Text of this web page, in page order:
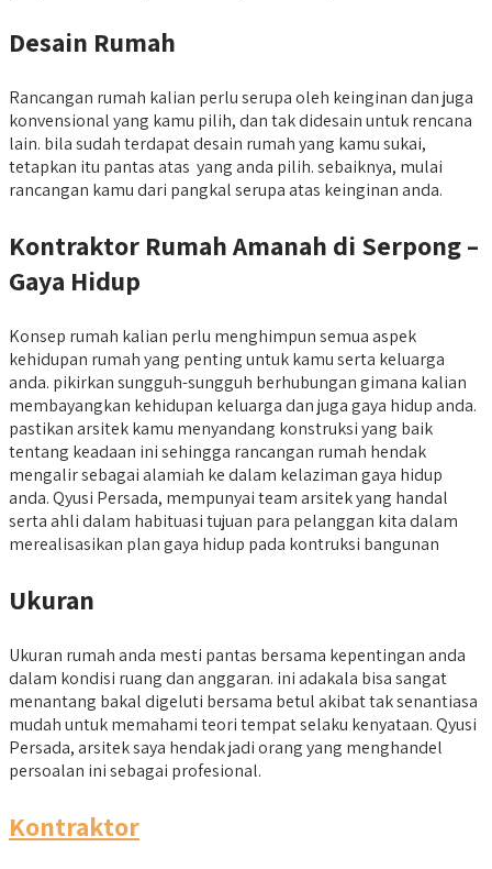
Desain Rumah
Rancangan rumah kalian perlu serupa oleh keinginan dan juga
konvensional yang kamu pilih, dan tak didesain untuk rencana
lain. bila sudah terdapat desain rumah yang kamu sukai,
tetapkan itu pantas atas yang anda pilih. sebaiknya, mulai
rancangan kamu dari pangkal serupa atas keinginan anda.
Kontraktor Rumah Amanah di Serpong –
Gaya Hidup
Konsep rumah kalian perlu menghimpun semua aspek
kehidupan rumah yang penting untuk kamu serta keluarga
anda. pikirkan sungguh-sungguh berhubungan gimana kalian
membayangkan kehidupan keluarga dan juga gaya hidup anda.
pastikan arsitek kamu menyandang konstruksi yang baik
tentang keadaan ini sehingga rancangan rumah hendak
mengalir sebagai alamiah ke dalam kelaziman gaya hidup
anda. Qyusi Persada, mempunyai team arsitek yang handal
serta ahli dalam habituasi tujuan para pelanggan kita dalam
merealisasikan plan gaya hidup pada kontruksi bangunan
Ukuran
Ukuran rumah anda mesti pantas bersama kepentingan anda
dalam kondisi ruang dan anggaran. ini adakala bisa sangat
menantang bakal digeluti bersama betul akibat tak senantiasa
mudah untuk memahami teori tempat selaku kenyataan. Qyusi
Persada, arsitek saya hendak jadi orang yang menghandel
persoalan ini sebagai profesional.
Kontraktor